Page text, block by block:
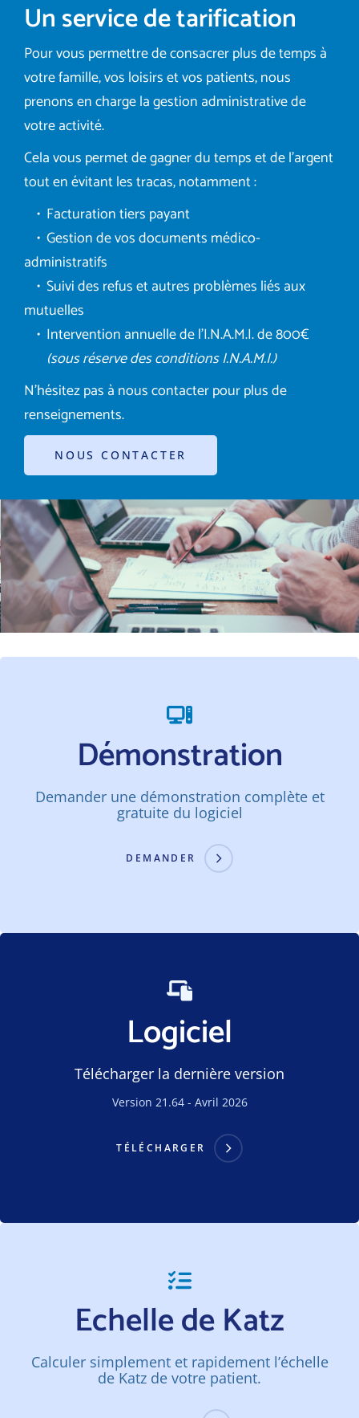
Un service de tarification
Pour vous permettre de consacrer plus de temps à
votre famille, vos loisirs et vos patients, nous
prenons en charge la gestion administrative de
votre activité.
Cela vous permet de gagner du temps et de l’argent
tout en évitant les tracas, notamment :
• Facturation tiers payant
• Gestion de vos documents médico-
administratifs
• Suivi des refus et autres problèmes liés aux
mutuelles
• Intervention annuelle de l’I.N.A.M.I. de 800€
(sous réserve des conditions I.N.A.M.I.)
N’hésitez pas à nous contacter pour plus de
renseignements.
NOUS CONTACTER
Démonstration
Demander une démonstration complète et
gratuite du logiciel
DEMANDER
Logiciel
Télécharger la dernière version
Version 21.64 - Avril 2026
TÉLÉCHARGER
Echelle de Katz
Calculer simplement et rapidement l’échelle
de Katz de votre patient.